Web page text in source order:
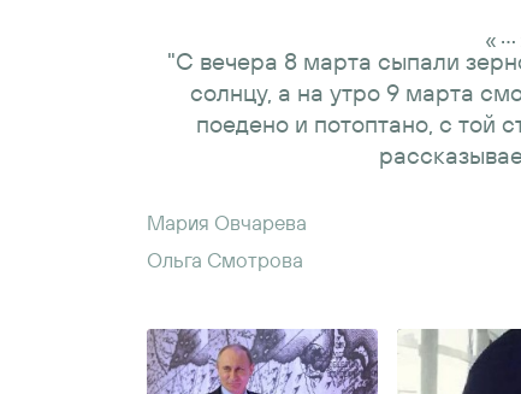
« ...
"С вечера 8 марта сыпали
солнцу, а на утро 9 марта
поедено и потоптано, с той
Мария Овчарева
Ольга Смотрова